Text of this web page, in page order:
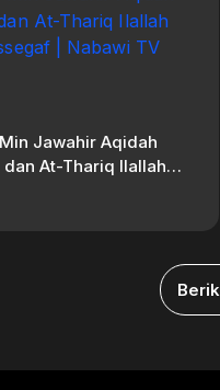
Jawahir Aqidah
dan At-Thariq Ilallah
| Nabawi TV